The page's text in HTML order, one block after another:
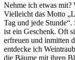
Nehme ich etwas mit?
Vielleicht das Motto
Tag und jede
ist ein Geschenk. Oft
erfreuen und inmitten
entdecke ich
die Bäume mit ihren